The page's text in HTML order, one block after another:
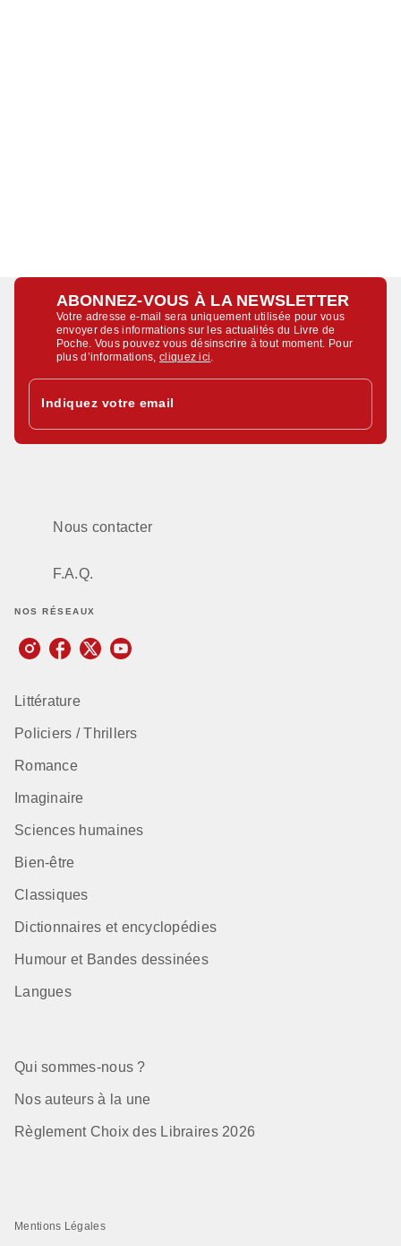
ABONNEZ-VOUS À LA NEWSLETTER
Votre adresse e-mail sera uniquement utilisée pour vous
envoyer des informations sur les actualités du Livre de
Poche. Vous pouvez vous désinscrire à tout moment. Pour
plus d’informations,cliquez ici
Indiquez votre email
Nous contacter
F.A.Q.
NOS RÉSEAUX
Littérature
Policiers / Thrillers
Romance
Imaginaire
Sciences humaines
Bien-être
Classiques
Dictionnaires et encyclopédies
Humour et Bandes dessinées
Langues
Qui sommes-nous ?
Nos auteurs à la une
Règlement Choix des Libraires 2026
Mentions Légales